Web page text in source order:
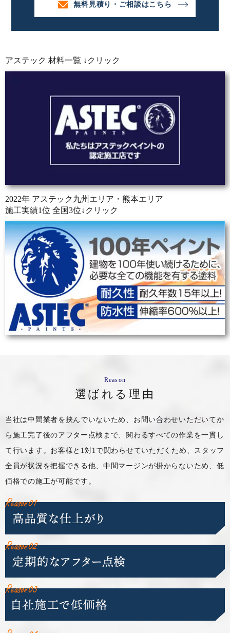
無料見積り・ご相談はこちら
アステック 材料一覧 ↓クリック
2022年 アステック九州エリア・熊本エリア
施工実績1位 全国3位↓クリック
Reason
選ばれる理由
当社は中間業者を挟んでいないため、お問い合わせいただいてか
ら施工完了後のアフター点検まで、 関わるすべての作業を一貫し
て行います。お客様と1対1で関わらせていただくため、
スタッフ
全員が状況を把握できる他、中間マージンが掛からないため、低
価格での施工が可能です。